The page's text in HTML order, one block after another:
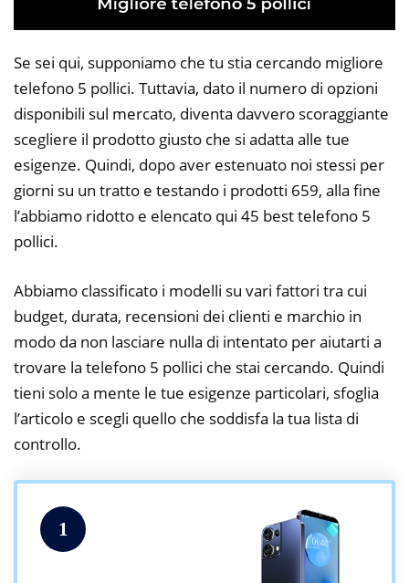
Se sei qui, supponiamo che tu stia cercando migliore
telefono 5 pollici. Tuttavia, dato il numero di opzioni
disponibili sul mercato, diventa davvero scoraggiante
scegliere il prodotto giusto che si adatta alle tue
esigenze. Quindi, dopo aver estenuato noi stessi per
giorni su un tratto e testando i prodotti 659, alla fine
l’abbiamo ridotto e elencato qui 45 best telefono 5
pollici.
Abbiamo classificato i modelli su vari fattori tra cui
budget, durata, recensioni dei clienti e marchio in
modo da non lasciare nulla di intentato per aiutarti a
trovare la telefono 5 pollici che stai cercando. Quindi
tieni solo a mente le tue esigenze particolari, sfoglia
l’articolo e scegli quello che soddisfa la tua lista di
controllo.
1